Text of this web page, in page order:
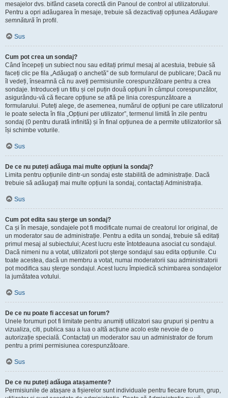
mesajelor dvs. bifând caseta corectă din Panoul de control al utilizatorului.
Pentru a opri adăugarea în mesaje, trebuie să dezactivați opțiuneaAdăugare
semnătură în profil.
Sus
Cum pot crea un sondaj?
Când începeți un subiect nou sau editați primul mesaj al acestuia, trebuie să
faceți clic pe fila „Adăugați o anchetă” de sub formularul de publicare; Dacă nu
îl vedeți, înseamnă că nu aveți permisiunile corespunzătoare pentru a crea
sondaje. Introduceți un titlu și cel puțin două opțiuni în câmpul corespunzător,
asigurându-vă că fiecare opțiune se află pe linia corespunzătoare a
formularului. Puteți alege, de asemenea, numărul de opțiuni pe care utilizatorul
le poate selecta în fila „Opțiuni per utilizator”, termenul limită în zile pentru
sondaj (0 pentru durată infinită) și în final opțiunea de a permite utilizatorilor să
își schimbe voturile.
Sus
De ce nu puteți adăuga mai multe opțiuni la sondaj?
Limita pentru opțiunile dintr-un sondaj este stabilită de administrație. Dacă
trebuie să adăugați mai multe opțiuni la sondaj, contactați Administrația.
Sus
Cum pot edita sau șterge un sondaj?
Ca și în mesaje, sondajele pot fi modificate numai de creatorul lor original, de
un moderator sau de administrație. Pentru a edita un sondaj, trebuie să editați
primul mesaj al subiectului; Acest lucru este întotdeauna asociat cu sondajul.
Dacă nimeni nu a votat, utilizatorii pot șterge sondajul sau edita opțiunile. Cu
toate acestea, dacă un membru a votat, numai moderatorii sau administratorii
pot modifica sau șterge sondajul. Acest lucru împiedică schimbarea sondajelor
la jumătatea votului.
Sus
De ce nu poate fi accesat un forum?
Unele forumuri pot fi limitate pentru anumiți utilizatori sau grupuri și pentru a
vizualiza, citi, publica sau a lua o altă acțiune acolo este nevoie de o
autorizație specială. Contactați un moderator sau un administrator de forum
pentru a primi permisiunea corespunzătoare.
Sus
De ce nu puteți adăuga atașamente?
Permisiunile de atașare a fișierelor sunt individuale pentru fiecare forum, grup,